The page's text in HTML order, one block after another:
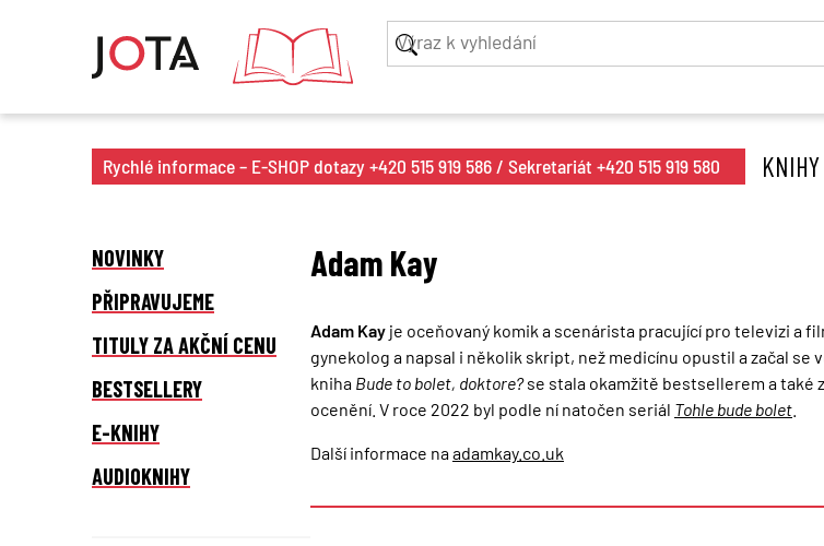
Rychlé informace – E-SHOP dotazy +420 515 919 586 / Sekretariát +420 515 919 580 KNIHY
NOVINKY
PŘIPRAVUJEME
TITULY ZA AKČNÍ CENU
BESTSELLERY
E-KNIHY
AUDIOKNIHY
Adam Kay
Adam Kay je oceňovaný komik a scenárista pracující pro televizi a
gynekolog a napsal i několik skript, než medicínu opustil a začal
kniha Bude to bolet, doktore?se stala okamžitě bestsellerem a také
ocenění. V roce 2022 byl podle ní natočen seriál Tohle bude bolet
Další informace naadamkay.co.uk